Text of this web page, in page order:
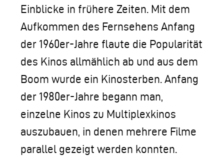
Einblicke in frühere Zeiten. Mit dem
Aufkommen des Fernsehens Anfang
der 1960er-Jahre flaute die Popularität
des Kinos allmählich ab und aus dem
Boom wurde ein Kinosterben. Anfang
der 1980er-Jahre begann man,
einzelne Kinos zu Multiplexkinos
auszubauen, in denen mehrere Filme
parallel gezeigt werden konnten.